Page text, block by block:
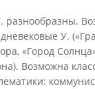
У.
«Город
Возможна